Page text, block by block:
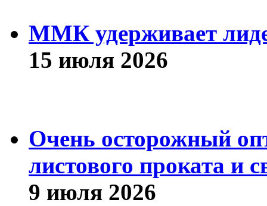
ММК удерживает
15 июля 2026
Очень осторожный
листового проката и
9 июля 2026